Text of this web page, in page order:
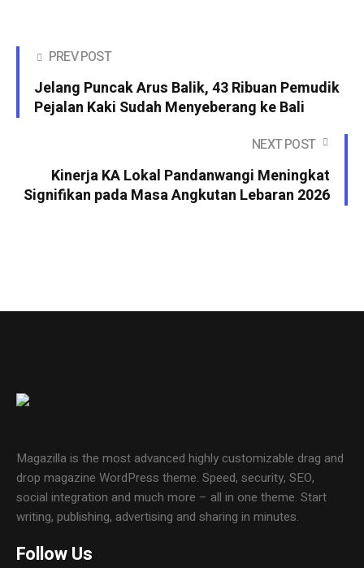
PREV POST
Jelang Puncak Arus Balik, 43 Ribuan Pemudik
Pejalan Kaki Sudah Menyeberang ke Bali
NEXT POST
Kinerja KA Lokal Pandanwangi Meningkat
Signifikan pada Masa Angkutan Lebaran 2026
Magazilla is the most advanced highly customizable drag and
drop magazine WordPress theme. Speed, security, SEO,
social integration and much more – all in one theme. Start
writing, publishing, advertising and sharing in minutes.
Follow Us